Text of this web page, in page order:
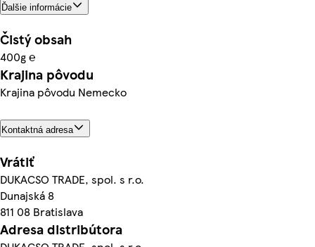
Ďalšie informácie
Čistý obsah
400g ℮
Krajina pôvodu
Krajina pôvodu Nemecko
Kontaktná adresa
Vrátiť
DUKACSO TRADE, spol. s r.o.
Dunajská 8
811 08 Bratislava
Adresa distribútora